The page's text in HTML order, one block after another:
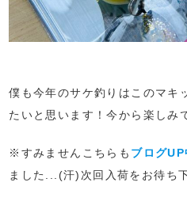
僕も今年のサケ釣りはこのマキ
たいと思います！今から楽しみ
※すみませんこちらも ブログ
ました...(汗)次回入荷をお待ち